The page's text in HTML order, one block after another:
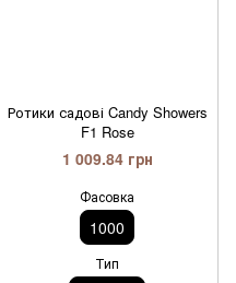
Ротики садові Candy Showers
F1 Rose
1 009.84 грн
Фасовка
1000
Тип